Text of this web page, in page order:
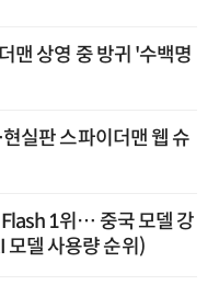
맨 상영 중 방귀 '수백명
실판 스파이더맨 웹 슈
1위… 중국 모델 강
델 사용량 순위)